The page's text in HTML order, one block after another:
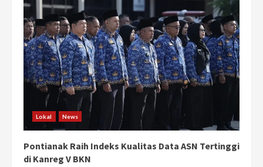
Lokal News
Pontianak Raih Indeks Kualitas Data ASN Tertinggi
di Kanreg V BKN